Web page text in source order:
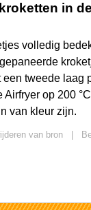
in
volledig
een tweede laag
Airfryer op 200
van kleur zijn.
van bron